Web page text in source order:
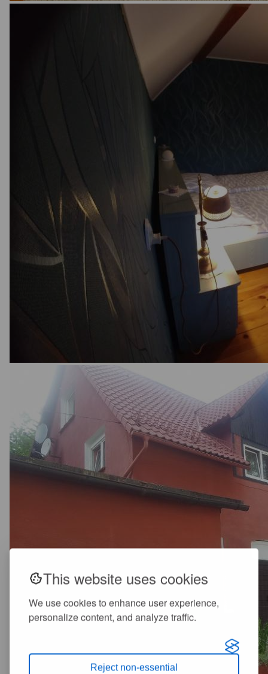
This website uses cookies
We use cookies to enhance user experience,
personalize content, and analyze traffic.
Reject non-essential